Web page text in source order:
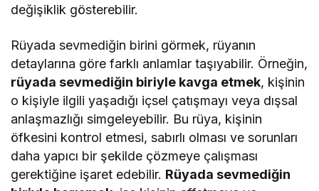
değişiklik gösterebilir.
Rüyada sevmediğin birini görmek, rüyanın
detaylarına göre farklı anlamlar taşıyabilir. Örneğin,
rüyada sevmediğin biriyle kavga etmek, kişinin
o kişiyle ilgili yaşadığı içsel çatışmayı veya dışsal
anlaşmazlığı simgeleyebilir. Bu rüya, kişinin
öfkesini kontrol etmesi, sabırlı olması ve sorunları
daha yapıcı bir şekilde çözmeye çalışması
gerektiğine işaret edebilir. Rüyada sevmediğin